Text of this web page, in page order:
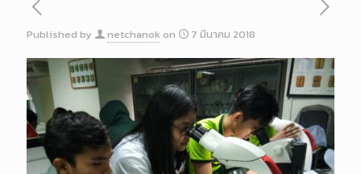
Published by netchanok on 7 มีนาคม 2018